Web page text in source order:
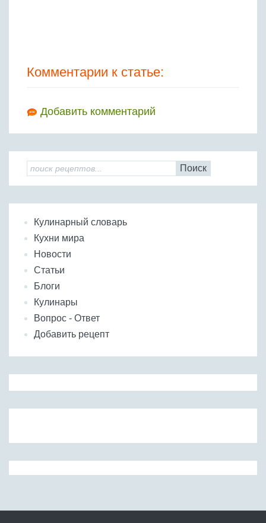
Комментарии к статье:
Добавить комментарий
Поиск
Кулинарный словарь
Кухни мира
Новости
Статьи
Блоги
Кулинары
Вопрос - Ответ
Добавить рецепт